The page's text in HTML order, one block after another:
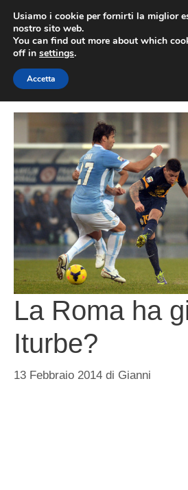
contenuto
La Roma ha
Iturbe?
13 Febbraio 2014 di Gianni
Usiamo i cookie per fornirti la miglior
nostro sito web.
You can find out more about which
off in settings.
Accetta